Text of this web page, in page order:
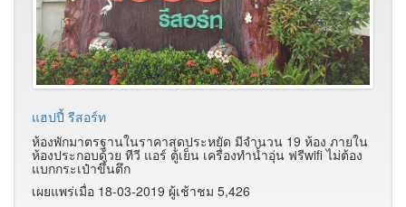
แฮปปี้ รีสอร์ท
ห้องพักมาตรฐานในราคาสุดประหยัด มีจำนวน 19 ห้อง ภายใน
ห้องประกอบด้วย ทีวี แอร์ ตู้เย็น เครื่องทำน้ำอุ่น ฟรีwifi ไม่ต้อง
แบกกระเป๋าขึ้นตึก
เผยแพร่เมื่อ 18-03-2019 ผู้เช้าชม 5,426